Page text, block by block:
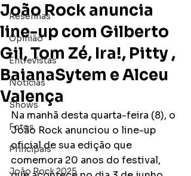
Resenhas
Opinião
Entrevistas
Notícias
Shows
Fotos
Principais
João Rock 2025
João Rock anuncia
line-up com Gilberto
Gil, Tom Zé, Ira!, Pitty ,
BaianaSytem e Alceu
Valença
Na manhã desta quarta-feira (8), o
João Rock anunciou o line-up
oficial de sua edição que
comemora 20 anos do festival,